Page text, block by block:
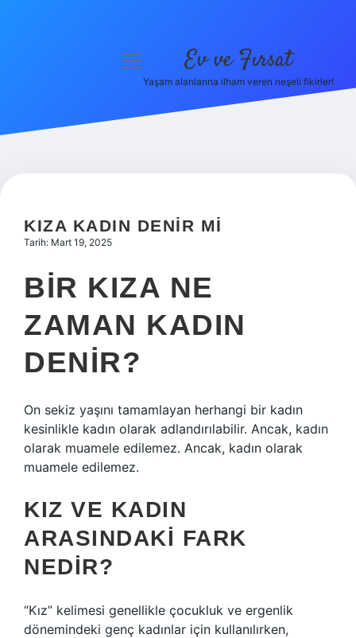
Hakkımızda
menüyü
Ev ve Fırsat
Yaşam alanlarına ilham veren neşeli fikirler!
KIZA KADIN DENIR MI
Tarih: Mart 19, 2025
BIR KIZA NE
ZAMAN KADIN
DENIR?
On sekiz yaşını tamamlayan herhangi bir kadın
kesinlikle kadın olarak adlandırılabilir. Ancak, kadın
olarak muamele edilemez. Ancak, kadın olarak
muamele edilemez.
KIZ VE KADIN
ARASINDAKI FARK
NEDIR?
“Kız” kelimesi genellikle çocukluk ve ergenlik
dönemindeki genç kadınlar için kullanılırken,